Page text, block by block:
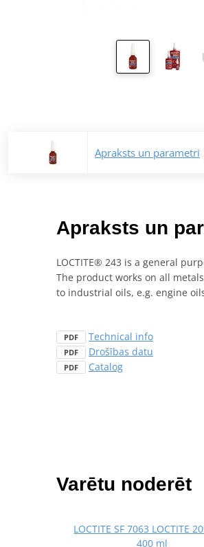
Apraksts un parametri
Apraksts un
LOCTITE® 243 is a general
The product works on all
to industrial oils, e.g. engine
PDF Technical info
PDF Drošības datu
PDF Catalog
Varētu noderēt
LOCTITE SF 7063 LOCTITE
400 ml